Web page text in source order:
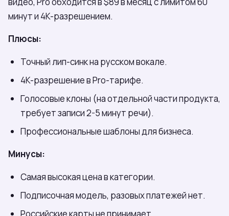
минут и 4K-разрешением.
Плюсы:
Точный лип-синк на русском вокале.
4K-разрешение в Pro-тарифе.
Голосовые клоны (на отдельной части продукта,
требует записи 2-5 минут речи).
Профессиональные шаблоны для бизнеса.
Минусы:
Самая высокая цена в категории.
Подписочная модель, разовых платежей нет.